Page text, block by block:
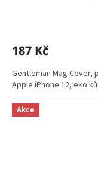
187 Kč
Gentleman Mag
Apple iPhone 12, eko
Akce